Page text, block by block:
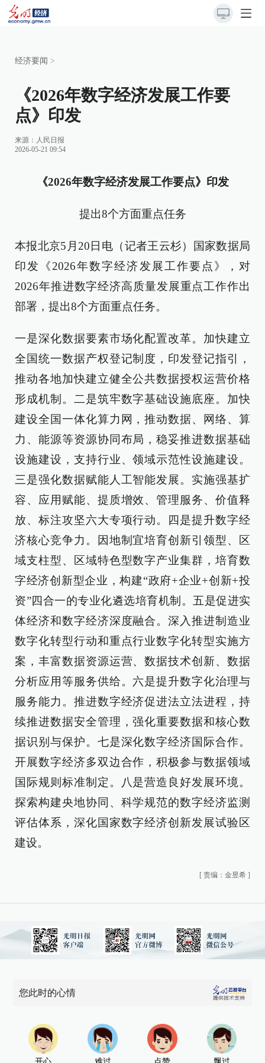
经济要闻 >
《2026年数字经济发展工作要
点》印发
来源： 人民日报
2026-05-21 09:54
《2026年数字经济发展工作要点》印发
提出8个方面重点任务
本报北京5月20日电（记者王云杉）国家数据局
印发《2026年数字经济发展工作要点》，对
2026年推进数字经济高质量发展重点工作作出
部署，提出8个方面重点任务。
一是深化数据要素市场化配置改革。加快建立
全国统一数据产权登记制度，印发登记指引，
推动各地加快建立健全公共数据授权运营价格
形成机制。二是筑牢数字基础设施底座。加快
建设全国一体化算力网，推动数据、网络、算
力、能源等资源协同布局，稳妥推进数据基础
设施建设，支持行业、领域示范性设施建设。
三是强化数据赋能人工智能发展。实施强基扩
容、应用赋能、提质增效、管理服务、价值释
放、标注攻坚六大专项行动。四是提升数字经
济核心竞争力。因地制宜培育创新引领型、区
域支柱型、区域特色型数字产业集群，培育数
字经济创新型企业，构建“政府+企业+创新+投
资”四合一的专业化遴选培育机制。五是促进实
体经济和数字经济深度融合。深入推进制造业
数字化转型行动和重点行业数字化转型实施方
案，丰富数据资源运营、数据技术创新、数据
分析应用等服务供给。六是提升数字化治理与
服务能力。推进数字经济促进法立法进程，持
续推进数据安全管理，强化重要数据和核心数
据识别与保护。七是深化数字经济国际合作。
开展数字经济多双边合作，积极参与数据领域
国际规则标准制定。八是营造良好发展环境。
探索构建央地协同、科学规范的数字经济监测
评估体系，深化国家数字经济创新发展试验区
建设。
[ 责编：金昱希 ]
您此时的心情